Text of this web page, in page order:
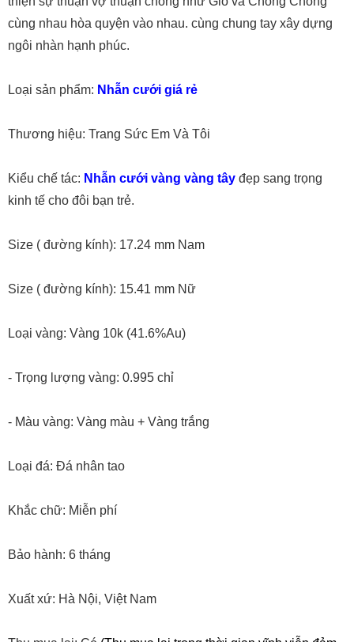
cùng nhau hòa quyện vào nhau. cùng chung tay xây dựng
ngôi nhàn hạnh phúc.
Loại sản phẩm: Nhẫn cưới giá rẻ
Thương hiệu: Trang Sức Em Và Tôi
Kiểu chế tác: Nhẫn cưới vàng vàng tây đẹp sang trọng
kinh tế cho đôi bạn trẻ.
Size ( đường kính): 17.24 mm Nam
Size ( đường kính): 15.41 mm Nữ
Loại vàng: Vàng 10k (41.6%Au)
- Trọng lượng vàng: 0.995 chỉ
- Màu vàng: Vàng màu + Vàng trắng
Loại đá: Đá nhân tao
Khắc chữ: Miễn phí
Bảo hành: 6 tháng
Xuất xứ: Hà Nội, Việt Nam